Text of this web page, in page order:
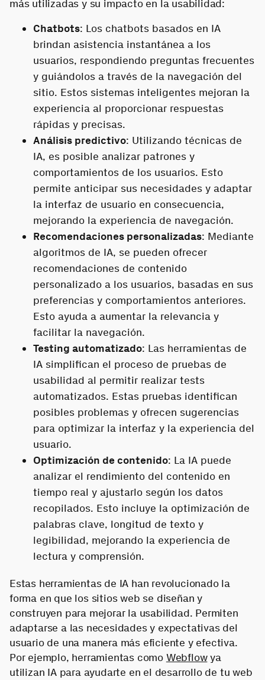
más utilizadas y su impacto en la usabilidad:
Chatbots: Los chatbots basados en IA
brindan asistencia instantánea a los
usuarios, respondiendo preguntas frecuentes
y guiándolos a través de la navegación del
sitio. Estos sistemas inteligentes mejoran la
experiencia al proporcionar respuestas
rápidas y precisas.
Análisis predictivo: Utilizando técnicas de
IA, es posible analizar patrones y
comportamientos de los usuarios. Esto
permite anticipar sus necesidades y adaptar
la interfaz de usuario en consecuencia,
mejorando la experiencia de navegación.
Recomendaciones personalizadas: Mediante
algoritmos de IA, se pueden ofrecer
recomendaciones de contenido
personalizado a los usuarios, basadas en sus
preferencias y comportamientos anteriores.
Esto ayuda a aumentar la relevancia y
facilitar la navegación.
Testing automatizado: Las herramientas de
IA simplifican el proceso de pruebas de
usabilidad al permitir realizar tests
automatizados. Estas pruebas identifican
posibles problemas y ofrecen sugerencias
para optimizar la interfaz y la experiencia del
usuario.
Optimización de contenido: La IA puede
analizar el rendimiento del contenido en
tiempo real y ajustarlo según los datos
recopilados. Esto incluye la optimización de
palabras clave, longitud de texto y
legibilidad, mejorando la experiencia de
lectura y comprensión.
Estas herramientas de IA han revolucionado la
forma en que los sitios web se diseñan y
construyen para mejorar la usabilidad. Permiten
adaptarse a las necesidades y expectativas del
usuario de una manera más eficiente y efectiva.
Por ejemplo, herramientas como Webflowya
utilizan IA para ayudarte en el desarrollo de tu web